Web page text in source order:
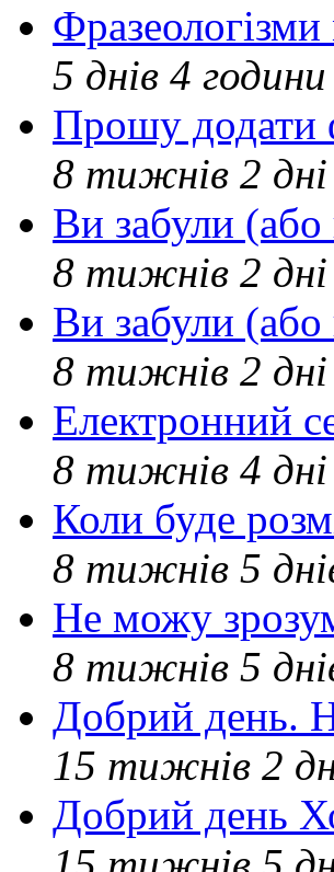
Фразеологізми
5 днів 4 години
Прошу додати
8 тижнів 2 дні
Ви забули (або
8 тижнів 2 дні
Ви забули (або
8 тижнів 2 дні
Електронний
8 тижнів 4 дні
Коли буде
8 тижнів 5
Не можу
8 тижнів 5
Добрий день.
15 тижнів 2
Добрий день